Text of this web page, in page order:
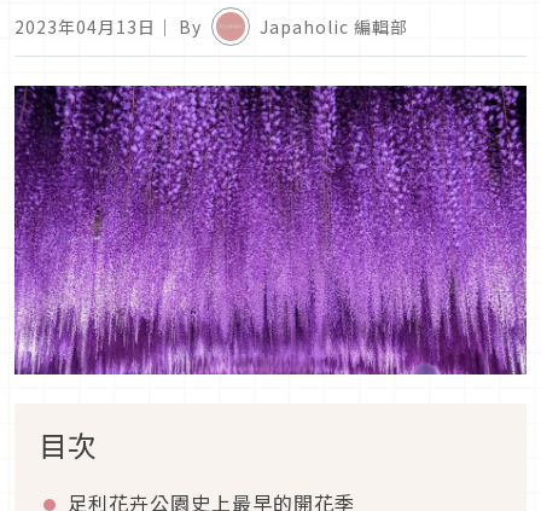
2023年04月13日 ｜ By Japaholic 編輯部
目次
足利花卉公園史上最早的開花季